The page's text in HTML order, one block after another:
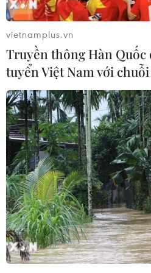
#Hà Nội #Bộ Giao thông Vận
#Chống ùn tắc giao thông
Theo dõi VietnamPlus
vietnamplus.vn
Truyền thông Hàn Quốc
tuyển Việt Nam với